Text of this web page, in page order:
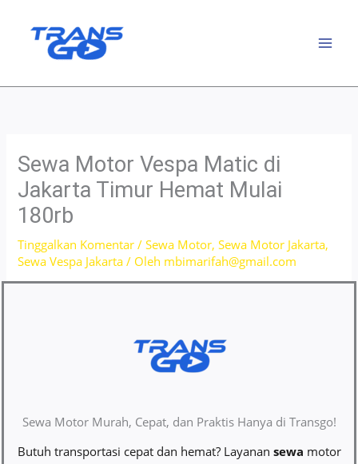
Sewa Motor Vespa Matic di
Jakarta Timur Hemat Mulai
180rb
Tinggalkan Komentar /Sewa Motor,Sewa Motor Jakarta,
Sewa Vespa Jakarta / Oleh mbimarifah@gmail.com
Sewa Motor Murah, Cepat, dan Praktis Hanya di Transgo!
Butuh transportasi cepat dan hemat? Layanan sewa motor